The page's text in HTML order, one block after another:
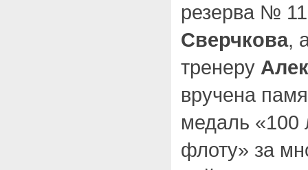
резерва №
Сверчкова,
тренеру
вручена
медаль «100
флоту» за